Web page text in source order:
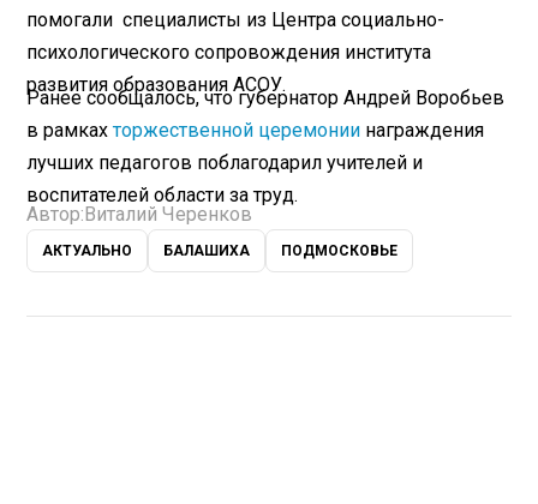
помогали специалисты из Центра социально-
психологического сопровождения института
развития образования АСОУ.
Ранее сообщалось, что губернатор Андрей Воробьев
в рамкахторжественной церемонии награждения
лучших педагогов поблагодарил учителей и
воспитателей области за труд.
Автор: Виталий Черенков
АКТУАЛЬНО БАЛАШИХА ПОДМОСКОВЬЕ